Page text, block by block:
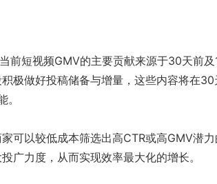
前短视频GMV的主要贡献来源于30天前及
极做好投稿储备与增量，这些内容将在30
可以较低成本筛选出高CTR或高GMV潜
广力度，从而实现效率最大化的增长。